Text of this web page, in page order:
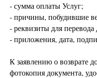
- сумма оплаты Услуг;
- причины, побудившие
- реквизиты для
- приложения, дата,
К заявлению о возврате
фотокопия документа,